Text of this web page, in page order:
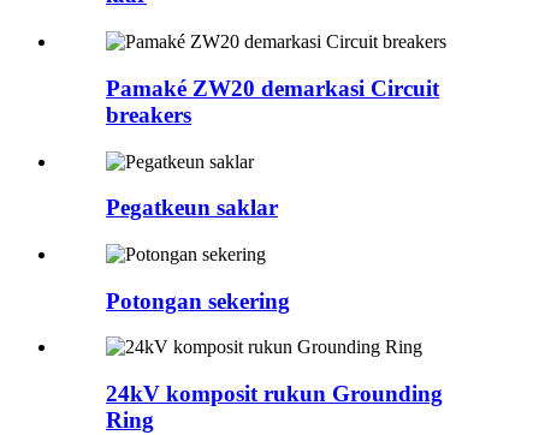
Pamaké ZW20 demarkasi Circuit
breakers
Pegatkeun saklar
Potongan sekering
24kV komposit rukun Grounding
Ring